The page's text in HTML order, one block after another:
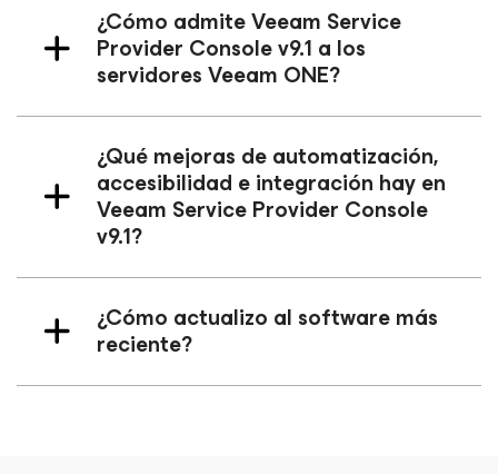
¿Cómo admite Veeam Service
Provider Console v9.1 a los
servidores Veeam ONE?
¿Qué mejoras de automatización,
accesibilidad e integración hay en
Veeam Service Provider Console
v9.1?
¿Cómo actualizo al software más
reciente?